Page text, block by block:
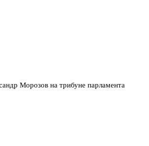
Морозов на трибуне парламента